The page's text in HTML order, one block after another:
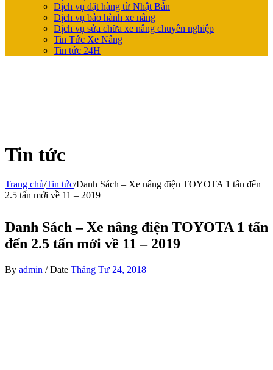
Dịch vụ đặt hàng từ Nhật Bản
Dịch vụ bảo hành xe nâng
Dịch vụ sửa chữa xe nâng chuyên nghiệp
Tin Tức Xe Nâng
Tin tức 24H
Tin tức
Trang chủ/Tin tức/Danh Sách – Xe nâng điện TOYOTA 1 tấn đến
2.5 tấn mới về 11 – 2019
Danh Sách – Xe nâng điện TOYOTA 1 tấn
đến 2.5 tấn mới về 11 – 2019
By admin / Date Tháng Tư 24, 2018